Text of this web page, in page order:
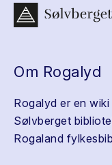
Om Rogalyd
Rogalyd er en
Sølvberget
Rogaland